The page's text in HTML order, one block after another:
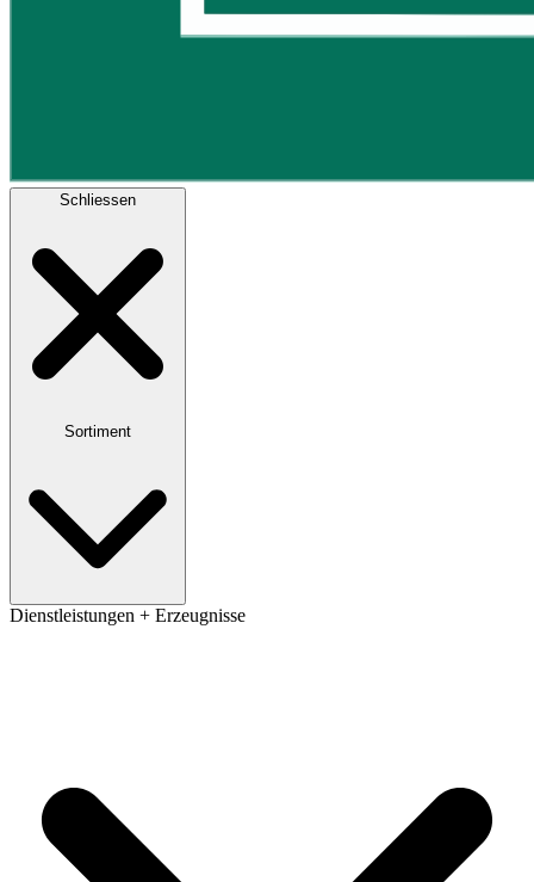
Schliessen
Sortiment
Dienstleistungen + Erzeugnisse